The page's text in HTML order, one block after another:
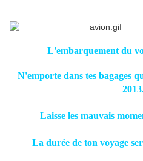
L'embarquement du
N'emporte dans tes bagages
Laisse les mauvais
La durée de ton voyage